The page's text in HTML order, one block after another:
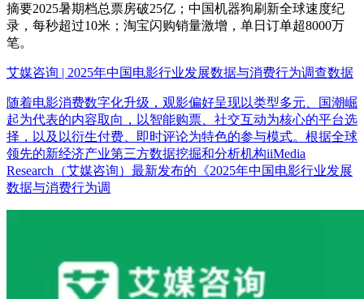
摘要2025暑期档总票房破25亿；中国机器狗刷新全球速度纪
录，每秒超过10米；淘宝闪购销量激增，单日订单超8000万
笔。
艾媒咨询 | 2025年中国电影行业发展数据与消费行为调查数据
随着电影消费数字化升级，观影偏好呈现以类型多元、国潮崛
起为代表的内容取向，以智能购票、社交互动为核心的平台选
择，以及以衍生付费、即时评论为特色的参与模式。根据全球
领先的新经济产业第三方数据挖掘和分析机构iiMedia
Research（艾媒咨询）最新发布的《2025年中国电影行业发展
数据与消费行为调